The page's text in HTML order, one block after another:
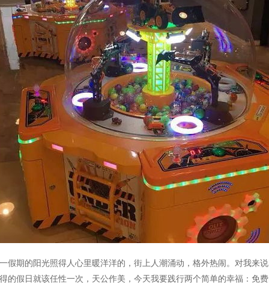
假期的阳光照得人心里暖洋洋的，街上人潮涌动，格外热闹。对我来
的假日就该任性一次，天公作美，今天我要践行两个简单的幸福：免